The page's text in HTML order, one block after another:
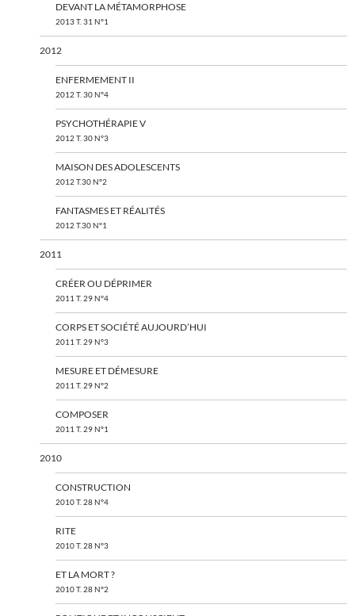
DEVANT LA MÉTAMORPHOSE
2013 T. 31 N°1
2012
ENFERMEMENT II
2012 T. 30 N°4
PSYCHOTHÉRAPIE V
2012 T. 30 N°3
MAISON DES ADOLESCENTS
2012 T.30 N°2
FANTASMES ET RÉALITÉS
2012 T.30 N°1
2011
CRÉER OU DÉPRIMER
2011 T. 29 N°4
CORPS ET SOCIÉTÉ AUJOURD’HUI
2011 T. 29 N°3
MESURE ET DÉMESURE
2011 T. 29 N°2
COMPOSER
2011 T. 29 N°1
2010
CONSTRUCTION
2010 T. 28 N°4
RITE
2010 T. 28 N°3
ET LA MORT ?
2010 T. 28 N°2